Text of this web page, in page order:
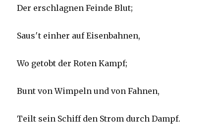
Der erschlagnen Feinde Blut;
Saus′t einher auf Eisenbahnen,
Wo getobt der Roten Kampf;
Bunt von Wimpeln und von Fahnen,
Teilt sein Schiff den Strom durch Dampf.